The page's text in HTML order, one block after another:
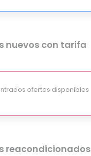
nuevos con tarifa
ofertas disponibles
reacondicionados